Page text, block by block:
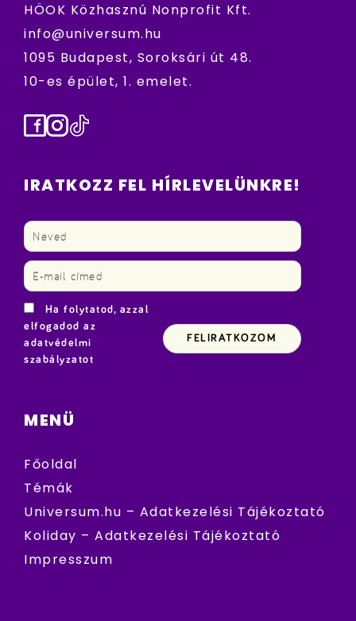
HÖOK Közhasznú Nonprofit Kft.
info@universum.hu
1095 Budapest, Soroksári út 48.
10-es épület, 1. emelet.
Facebook
Instagram
TikTok
IRATKOZZ FEL HÍRLEVELÜNKRE!
Ha folytatod, azzal
elfogadod az
adatvédelmi
szabályzatot
MENÜ
Főoldal
Témák
Universum.hu – Adatkezelési Tájékoztató
Koliday – Adatkezelési Tájékoztató
Impresszum